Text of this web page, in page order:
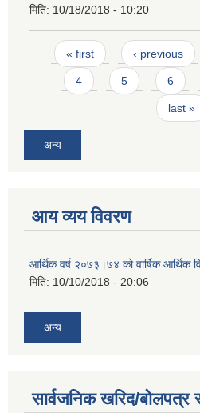
मिति: 10/18/2018 - 10:20
Pages
« first ‹ previous
4 5 6
last »
अन्य
आय व्यय विवरण
आर्थिक वर्ष २०७३।७४ को वार्षिक आर्थिक
मिति: 10/10/2018 - 20:06
अन्य
सार्वजनिक खरिद/बोलपत्र